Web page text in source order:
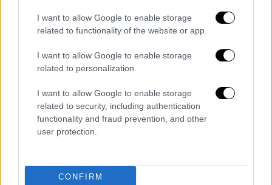
I want to allow Google to enable storage
related to functionality of the website or app.
I want to allow Google to enable storage
related to personalization.
I want to allow Google to enable storage
related to security, including authentication
functionality and fraud prevention, and other
user protection.
CONFIRM
νοσοκομεία εμφανίζουν δραματική αύξηση
στην κίνηση στα Επείγοντα, αφού εκτός από
τους ασθενείς με κορονοϊό, υπάρχουν και τα
περιστατικά γρίπης αλλά και
αναπνευστικών λοιμώξεων της εποχής.
Δεν είναι τυχαίο ότι η Επιτροπή των
Ειδικών που συνεδρίασε χθες αναμένεται
χώρους όπως στα